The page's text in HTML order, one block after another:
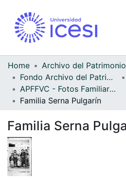
Home
Fondo Archivo del Patrimonio Fotográfico y Fílmico del Valle del Cauca
APFFVC - Fotos Familiares - Patrimonial
Familia Serna Pulgarín
Familia Serna